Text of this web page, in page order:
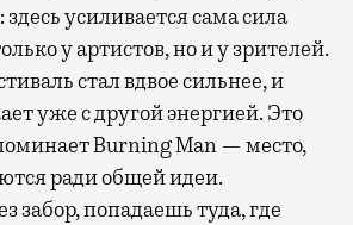
усиливается сама сила
у артистов, но и у зрителей.
стал вдвое сильнее, и
уже с другой энергией. Это
Burning Man — место,
ради общей идеи.
забор, попадаешь туда, где